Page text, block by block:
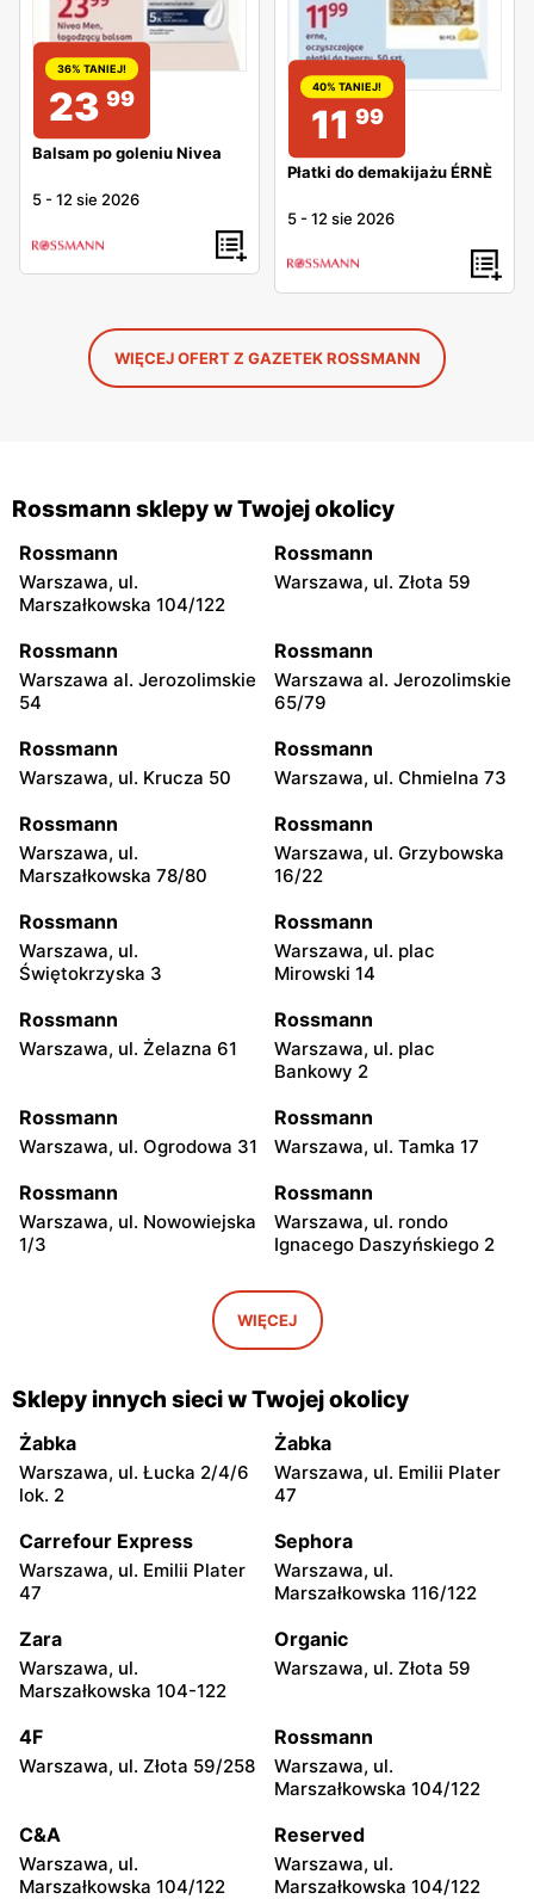
36% TANIEJ!
23 99
Balsam po goleniu Nivea
5 -12 sie 2026
40% TANIEJ!
11 99
Płatki do demakijażu ÉRNÈ
5 -12 sie 2026
WIĘCEJ OFERT Z GAZETEK ROSSMANN
Rossmann sklepy w Twojej okolicy
Rossmann
Warszawa, ul.
Marszałkowska 104/122
Rossmann
Warszawa, ul. Złota 59
Rossmann
Warszawa al. Jerozolimskie
54
Rossmann
Warszawa al. Jerozolimskie
65/79
Rossmann
Warszawa, ul. Krucza 50
Rossmann
Warszawa, ul. Chmielna 73
Rossmann
Warszawa, ul.
Marszałkowska 78/80
Rossmann
Warszawa, ul. Grzybowska
16/22
Rossmann
Warszawa, ul.
Świętokrzyska 3
Rossmann
Warszawa, ul. plac
Mirowski 14
Rossmann
Warszawa, ul. Żelazna 61
Rossmann
Warszawa, ul. plac
Bankowy 2
Rossmann
Warszawa, ul. Ogrodowa 31
Rossmann
Warszawa, ul. Tamka 17
Rossmann
Warszawa, ul. Nowowiejska
1/3
Rossmann
Warszawa, ul. rondo
Ignacego Daszyńskiego 2
Warszawa, ul. Piękna 16 b
Rossmann
Warszawa, ul.
Marszałkowska 28
Rossmann
Warszawa, ul. Senatorska 2
Rossmann
Warszawa, ul. Prosta 68
Rossmann
Warszawa, ul. Mokotowska
Rossmann
Warszawa, ul.
Rossmann
Warszawa, ul. Ludna 1 a
Rossmann
Warszawa, ul. Grójecka 17
Rossmann
Warszawa, ul. Świętojerska
16
Rossmann
Warszawa, ul. Wolska 19/25
Rossmann
Warszawa, ul. Stawki 2 a
Rossmann
Warszawa, ul. Grójecka 64
Warszawa, ul. Puławska 17 Warszawa, ul. Dzika 4
Rossmann Rossmann
WIĘCEJ
Sklepy innych sieci w Twojej okolicy
Żabka
Warszawa, ul. Łucka 2/4/6
lok. 2
Żabka
Warszawa, ul. Emilii Plater
47
Carrefour Express
Warszawa, ul. Emilii Plater
47
Sephora
Warszawa, ul.
Marszałkowska 116/122
Zara
Warszawa, ul.
Marszałkowska 104-122
Organic
Warszawa, ul. Złota 59
4F
Warszawa, ul. Złota 59/258
Rossmann
Warszawa, ul.
Marszałkowska 104/122
C&A
Warszawa, ul.
Marszałkowska 104/122
Reserved
Warszawa, ul.
Marszałkowska 104/122